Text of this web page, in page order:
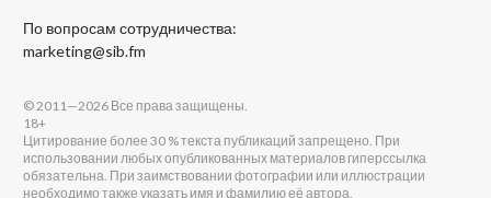
По вопросам сотрудничества:
marketing@sib.fm
© 2011—2026 Все права защищены.
18+
Цитирование более 30 % текста публикаций запрещено. При
использовании любых опубликованных материалов гиперссылка
обязательна. При заимствовании фотографии или иллюстрации
необходимо также указать имя и фамилию её автора.